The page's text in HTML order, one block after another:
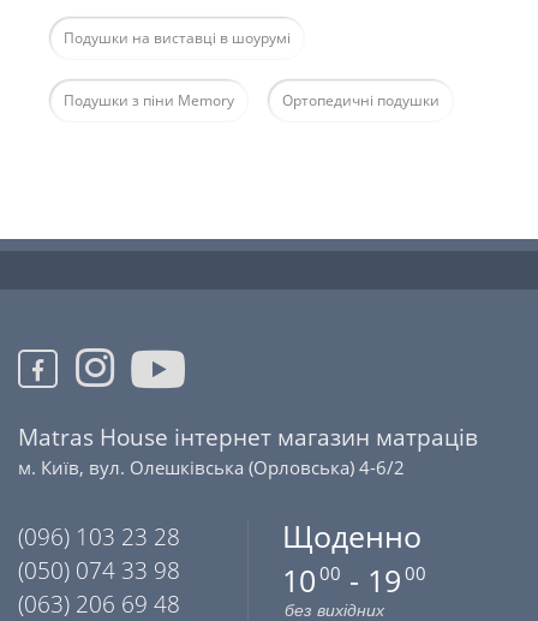
Подушки на виставці в шоурумі
Подушки з піни Memory Ортопедичні подушки
Matras House інтернет магазин матраців
м. Київ, вул. Олешківська (Орловська) 4-6/2
(096) 103 23 28
(050) 074 33 98
(063) 206 69 48
Щоденно
10 00 - 19 00
без вихідних